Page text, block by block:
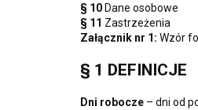
§ 10Dane osobowe
§ 11 Zastrzeżenia
Załącznik nr 1: Wzór
§ 1 DEFINICJE
Dni robocze – dni od